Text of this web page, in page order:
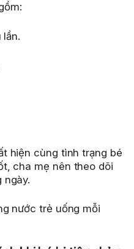
hiện cùng tình trạng bé
cha mẹ nên theo dõi
ngày.
nước trẻ uống mỗi